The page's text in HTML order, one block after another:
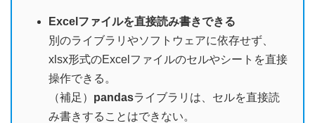
Excelファイルを直接読み書きできる
別のライブラリやソフトウェアに依存せず、
xlsx形式のExcelファイルのセルやシートを直接
操作できる。
（補足） pandasライブラリは、セルを直接読
み書きすることはできない。